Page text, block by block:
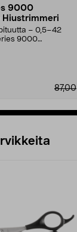
9000
Hiustrimmeri
– 0,5–42
9000
87,00